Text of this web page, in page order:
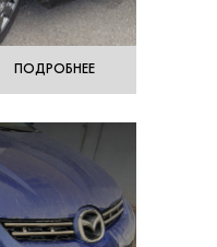
ПОДРОБНЕЕ